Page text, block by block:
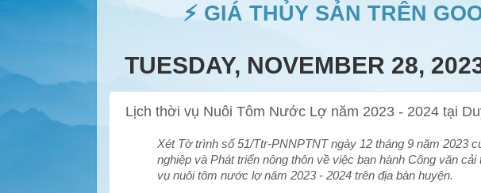
⚡ GIÁ THỦY SẢN TRÊN
TUESDAY, NOVEMBER 28,
Lịch thời vụ Nuôi Tôm Nước Lợ năm 2023 - 2024 tại
Xét Tờ trình số 51/Ttr-PNNPTNT ngày 12 tháng 9 năm 2023
nghiệp và Phát triển nông thôn về việc ban hành Công văn
vụ nuôi tôm nước lợ năm 2023 - 2024 trên địa bàn huyện.